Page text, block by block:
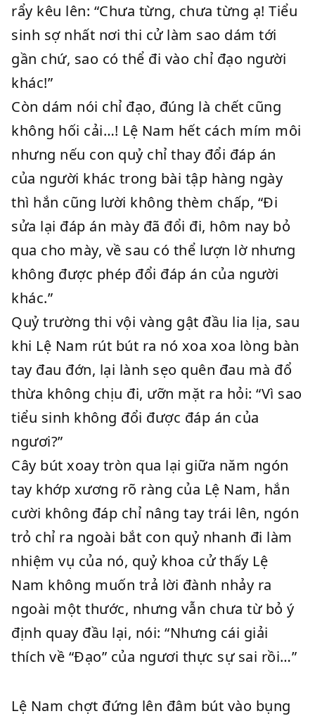
rẩy kêu lên: “Chưa từng, chưa từng ạ! Tiểu
sinh sợ nhất nơi thi cử làm sao dám tới
gần chứ, sao có thể đi vào chỉ đạo người
khác!”
Còn dám nói chỉ đạo, đúng là chết cũng
không hối cải…! Lệ Nam hết cách mím môi
nhưng nếu con quỷ chỉ thay đổi đáp án
của người khác trong bài tập hàng ngày
thì hắn cũng lười không thèm chấp, “Đi
sửa lại đáp án mày đã đổi đi, hôm nay bỏ
qua cho mày, về sau có thể lượn lờ nhưng
không được phép đổi đáp án của người
khác.”
Quỷ trường thi vội vàng gật đầu lia lịa, sau
khi Lệ Nam rút bút ra nó xoa xoa lòng bàn
tay đau đớn, lại lành sẹo quên đau mà đổ
thừa không chịu đi, ưỡn mặt ra hỏi: “Vì sao
tiểu sinh không đổi được đáp án của
ngươi?”
Cây bút xoay tròn qua lại giữa năm ngón
tay khớp xương rõ ràng của Lệ Nam, hắn
cười không đáp chỉ nâng tay trái lên, ngón
trỏ chỉ ra ngoài bắt con quỷ nhanh đi làm
nhiệm vụ của nó, quỷ khoa cử thấy Lệ
Nam không muốn trả lời đành nhảy ra
ngoài một thước, nhưng vẫn chưa từ bỏ ý
định quay đầu lại, nói: “Nhưng cái giải
thích về “Đạo” của ngươi thực sự sai rồi…”
Lệ Nam chợt đứng lên đâm bút vào bụng